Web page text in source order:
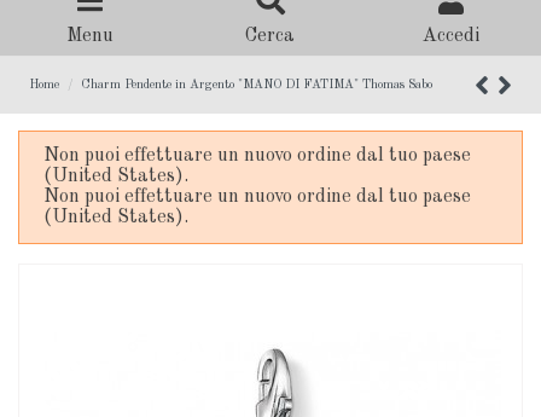
Menu Cerca Accedi
Home Charm Pendente in Argento "MANO DI FATIMA" Thomas Sabo
Non puoi effettuare un nuovo ordine dal tuo paese
(United States).
Non puoi effettuare un nuovo ordine dal tuo paese
(United States).